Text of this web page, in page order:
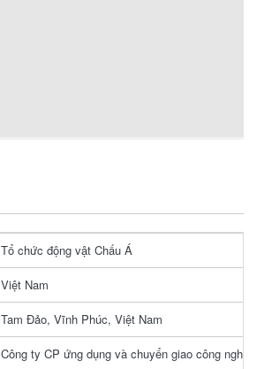
Tổ chức động vật Chấu Á
Việt Nam
Tam Đảo, Vĩnh Phúc, Việt Nam
Công ty CP ứng dụng và chuyển giao công nghệ